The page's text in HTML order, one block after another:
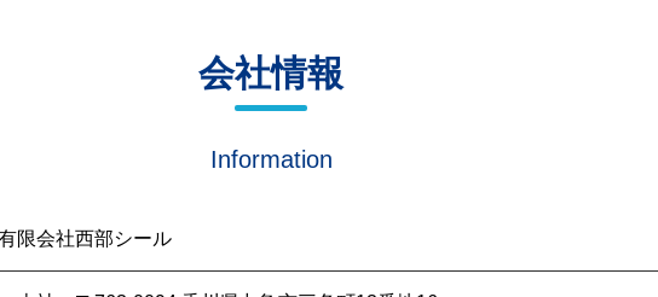
会社情報
Information
限会社西部シール